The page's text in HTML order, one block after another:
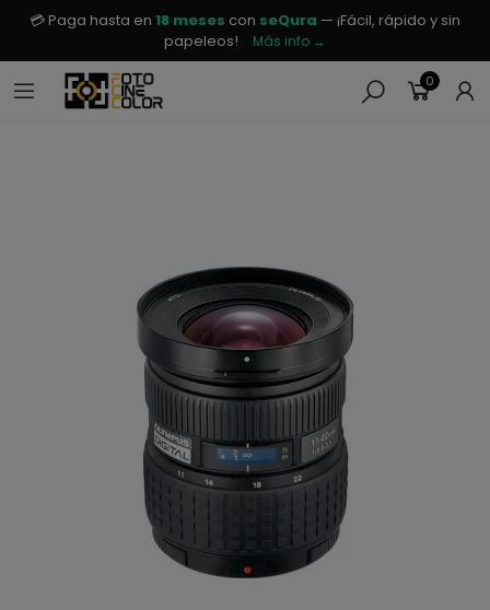
💳 Paga hasta en 18 meses con seQura — ¡Fácil, rápido y sin
papeleos!
Más info →
0